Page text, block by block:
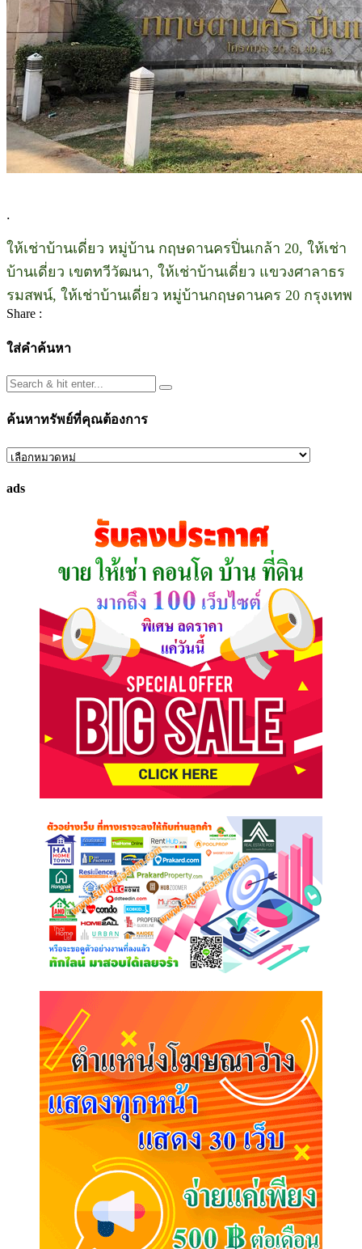
.
ให้เช่าบ้านเดี่ยว หมู่บ้าน กฤษดานครปิ่นเกล้า 20, ให้เช่า
บ้านเดี่ยว เขตทวีวัฒนา, ให้เช่าบ้านเดี่ยว แขวงศาลาธร
รมสพน์, ให้เช่าบ้านเดี่ยว หมู่บ้านกฤษดานคร 20 กรุงเทพ
Share :
ใส่คำค้นหา
ค้นหาทรัพย์ที่คุณต้องการ
ค้นหา
ที่
ads